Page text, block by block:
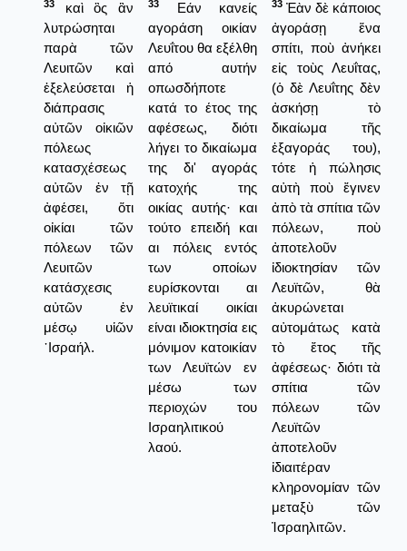
33
καὶ ὃς ἂν
λυτρώσηται
παρὰ τῶν
Λευιτῶν καὶ
ἐξελεύσεται ἡ
διάπρασις
αὐτῶν οἰκιῶν
πόλεως
κατασχέσεως
αὐτῶν ἐν τῇ
ἀφέσει, ὅτι
οἰκίαι τῶν
πόλεων τῶν
Λευιτῶν
κατάσχεσις
αὐτῶν ἐν
μέσῳ υἱῶν
᾿Ισραήλ.
33
Εάν κανείς
αγοράση οικίαν
Λευΐτου θα εξέλθη
από αυτήν
οπωσδήποτε
κατά το έτος της
αφέσεως, διότι
λήγει το δικαίωμα
της δι' αγοράς
κατοχής της
οικίας αυτής· και
τούτο επειδή και
αι πόλεις εντός
των οποίων
ευρίσκονται αι
λευϊτικαί οικίαι
είναι ιδιοκτησία εις
μόνιμον κατοικίαν
των Λευϊτών εν
μέσω των
περιοχών του
Ισραηλιτικού
λαού.
33 Ἐὰν δὲ κάποιος
ἀγοράσῃ ἕνα
σπίτι, ποὺ ἀνήκει
εἰς τοὺς Λευΐτας,
(ὁ δὲ Λευΐτης δὲν
ἀσκήσῃ τὸ
δικαίωμα τῆς
ἑξαγοράς του),
τότε ἡ πώλησις
αὐτὴ ποὺ ἔγινεν
ἀπὸ τὰ σπίτια τῶν
πόλεων, ποὺ
ἀποτελοῦν
ἰδιοκτησίαν τῶν
Λευϊτῶν, θὰ
ἀκυρώνεται
αὐτομάτως κατὰ
τὸ ἔτος τῆς
ἀφέσεως· διότι τὰ
σπίτια τῶν
πόλεων τῶν
Λευϊτῶν
ἀποτελοῦν
ἰδιαιτέραν
κληρονομίαν τῶν
μεταξὺ τῶν
Ἰσραηλιτῶν.